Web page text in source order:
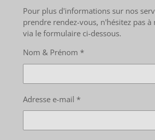
Pour plus d'informations sur nos
prendre rendez-vous, n'hésitez pas à
via le formulaire ci-dessous.
Nom & Prénom *
Adresse e-mail *